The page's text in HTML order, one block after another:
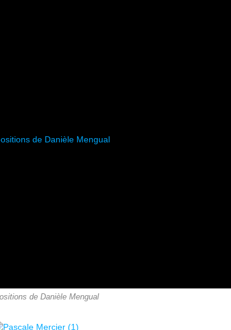
de Danièle Mengual